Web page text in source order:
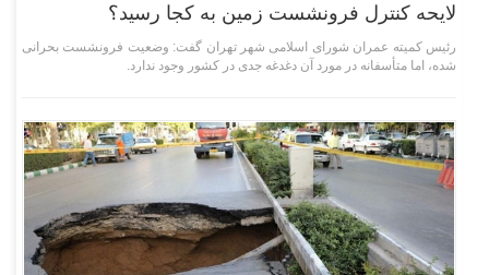
لایحه کنترل فرونشست زمین به کجا رسید؟
رئیس کمیته عمران شورای اسلامی شهر تهران گفت: وضعیت فرونشست بحرانی
شده، اما متأسفانه در مورد آن دغدغه جدی در کشور وجود ندارد.